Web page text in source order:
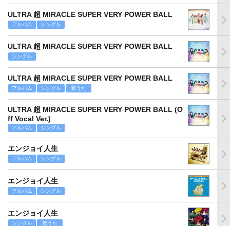
ULTRA 超 MIRACLE SUPER VERY POWER BALL
アルバム シングル
ULTRA 超 MIRACLE SUPER VERY POWER BALL
シングル
ULTRA 超 MIRACLE SUPER VERY POWER BALL
アルバム シングル 着うた
ULTRA 超 MIRACLE SUPER VERY POWER BALL (O
ff Vocal Ver.)
アルバム シングル
エンジョイ人生
アルバム シングル
エンジョイ人生
アルバム シングル
エンジョイ人生
シングル 着うた